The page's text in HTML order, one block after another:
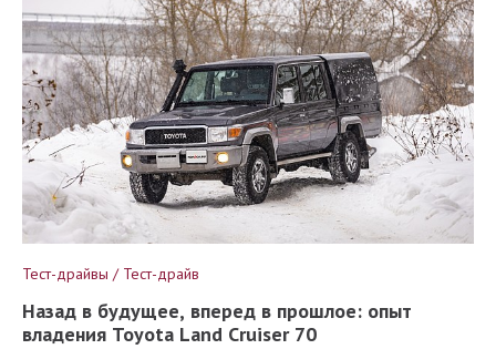
Тест-драйвы / Тест-драйв
Назад в будущее, вперед в прошлое: опыт
владения Toyota Land Cruiser 70